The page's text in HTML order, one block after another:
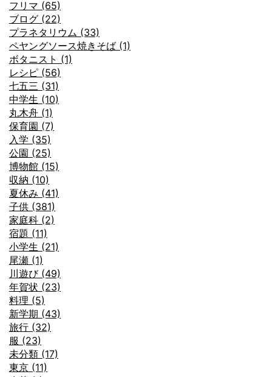
フリマ (65)
ブログ (22)
プラネタリウム (33)
ペヤングソース焼きそば (1)
ボタニスト (1)
レシピ (56)
七五三 (31)
中学生 (10)
丸木舟 (1)
保育園 (7)
入学 (35)
公園 (25)
博物館 (15)
収納 (10)
夏休み (41)
子供 (381)
家庭科 (2)
宿題 (11)
小学生 (21)
尾瀬 (1)
川遊び (49)
年賀状 (23)
料理 (5)
新学期 (43)
旅行 (32)
服 (23)
未分類 (17)
東京 (11)